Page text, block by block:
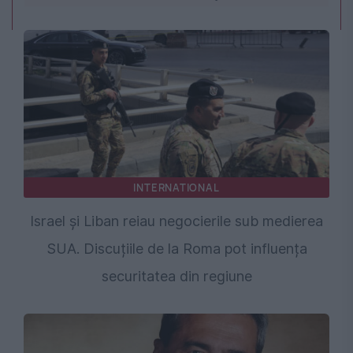
INTERNATIONAL
Israel și Liban reiau negocierile sub medierea
SUA. Discuțiile de la Roma pot influența
securitatea din regiune